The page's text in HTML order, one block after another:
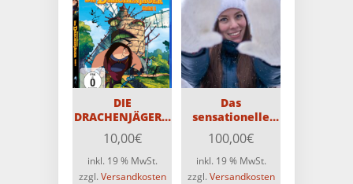
DIE
DRACHENJÄGER –
Dragon Hunters /
Die erste Staffel
mit den Folgen 1-
26 auf Blu-ray
10,00€
inkl. 19 % MwSt.
zzgl. Versandkosten
Das
sensationelle
„Ich spare über
50%
Herbst/Winter-
Überraschungspaket“!!
100,00€
inkl. 19 % MwSt.
zzgl. Versandkosten